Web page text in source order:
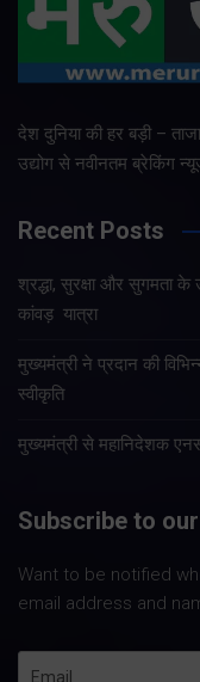
देश दुनिया की हर बड़ी –
उद्योग से नवीनतम ब्रेकिंग
Recent Posts
श्रद्धा, सुरक्षा और सुगमता
कांवड़ यात्रा
मुख्यमंत्री ने प्रदान की
स्वीकृति
मुख्यमंत्री से महानिदेशक
Subscribe to
Want to be notified
email address and